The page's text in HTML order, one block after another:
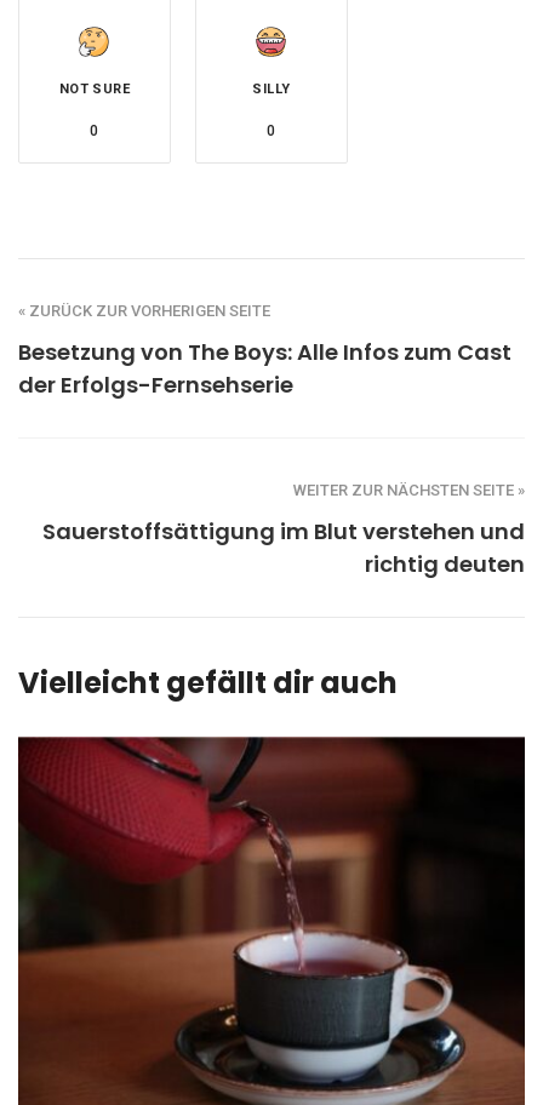
NOT SURE
0
SILLY
0
« ZURÜCK ZUR VORHERIGEN SEITE
Besetzung von The Boys: Alle Infos zum Cast
der Erfolgs-Fernsehserie
WEITER ZUR NÄCHSTEN SEITE »
Sauerstoffsättigung im Blut verstehen und
richtig deuten
Vielleicht gefällt dir auch